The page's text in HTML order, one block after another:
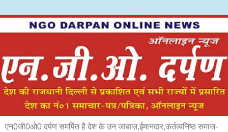
एन0जी0ओ0 दर्पण समर्पित है देश के उन जांबाज़,ईमानदार,कर्तव्यनिष्ठ समाज-